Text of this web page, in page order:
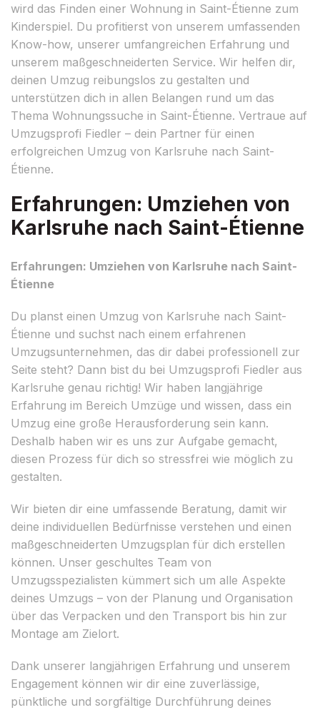
wird das Finden einer Wohnung in Saint-Étienne zum
Kinderspiel. Du profitierst von unserem umfassenden
Know-how, unserer umfangreichen Erfahrung und
unserem maßgeschneiderten Service. Wir helfen dir,
deinen Umzug reibungslos zu gestalten und
unterstützen dich in allen Belangen rund um das
Thema Wohnungssuche in Saint-Étienne. Vertraue auf
Umzugsprofi Fiedler – dein Partner für einen
erfolgreichen Umzug von Karlsruhe nach Saint-
Étienne.
Erfahrungen: Umziehen von
Karlsruhe nach Saint-Étienne
Erfahrungen: Umziehen von Karlsruhe nach Saint-
Étienne
Du planst einen Umzug von Karlsruhe nach Saint-
Étienne und suchst nach einem erfahrenen
Umzugsunternehmen, das dir dabei professionell zur
Seite steht? Dann bist du bei Umzugsprofi Fiedler aus
Karlsruhe genau richtig! Wir haben langjährige
Erfahrung im Bereich Umzüge und wissen, dass ein
Umzug eine große Herausforderung sein kann.
Deshalb haben wir es uns zur Aufgabe gemacht,
diesen Prozess für dich so stressfrei wie möglich zu
gestalten.
Wir bieten dir eine umfassende Beratung, damit wir
deine individuellen Bedürfnisse verstehen und einen
maßgeschneiderten Umzugsplan für dich erstellen
können. Unser geschultes Team von
Umzugsspezialisten kümmert sich um alle Aspekte
deines Umzugs – von der Planung und Organisation
über das Verpacken und den Transport bis hin zur
Montage am Zielort.
Dank unserer langjährigen Erfahrung und unserem
Engagement können wir dir eine zuverlässige,
pünktliche und sorgfältige Durchführung deines